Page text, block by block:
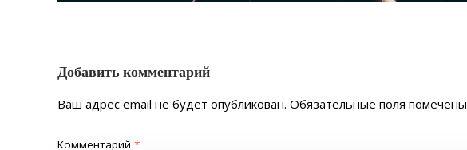
Добавить комментарий
Ваш адрес email не будет опубликован. Обязательные поля помечены
Комментарий *